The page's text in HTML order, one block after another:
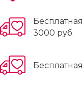
3000 руб.